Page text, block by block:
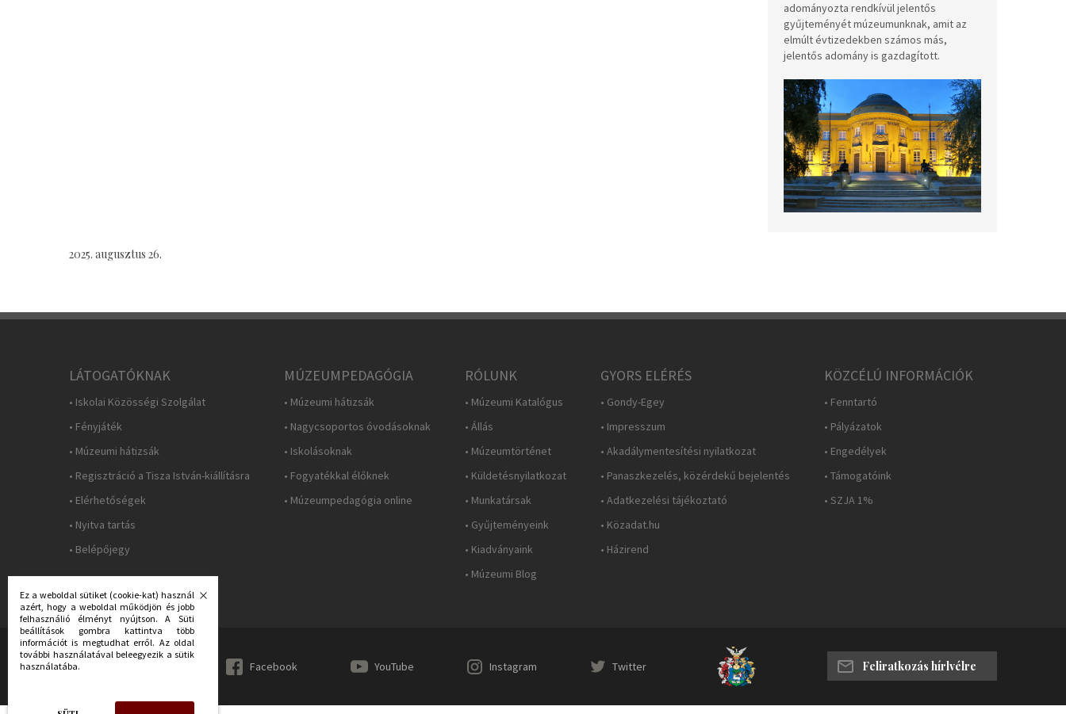
adományozta rendkívül jelentős
gyűjteményét múzeumunknak, amit az
elmúlt évtizedekben számos más,
jelentős adomány is gazdagított.
2025. augusztus 26.
LÁTOGATÓKNAK
• Iskolai Közösségi Szolgálat
• Fényjáték
• Múzeumi hátizsák
• Regisztráció a Tisza István-kiállításra
• Elérhetőségek
• Nyitva tartás
• Belépőjegy
MÚZEUMPEDAGÓGIA
• Múzeumi hátizsák
• Nagycsoportos óvodásoknak
• Iskolásoknak
• Fogyatékkal élőknek
• Múzeumpedagógia online
RÓLUNK
• Múzeumi Katalógus
• Állás
• Múzeumtörténet
• Küldetésnyilatkozat
• Munkatársak
• Gyűjteményeink
• Kiadványaink
• Múzeumi Blog
GYORS ELÉRÉS
• Gondy-Egey
• Impresszum
• Akadálymentesítési nyilatkozat
• Panaszkezelés, közérdekű bejelentés
• Adatkezelési tájékoztató
• Közadat.hu
• Házirend
KÖZCÉLÚ INFORMÁCIÓK
• Fenntartó
• Pályázatok
• Engedélyek
• Támogatóink
• SZJA 1%
KÖVESS MINKET: Facebook YouTube Instagram Twitter Feliratkozás hírlvélre
Ez a weboldal sütiket (cookie-kat) használ
azért, hogy a weboldal működjön és jobb
felhasználió élményt nyújtson. A Süti
beállítások gombra kattintva több
információt is megtudhat erről. Az oldal
további használatával beleegyezik a sütik
használatába.